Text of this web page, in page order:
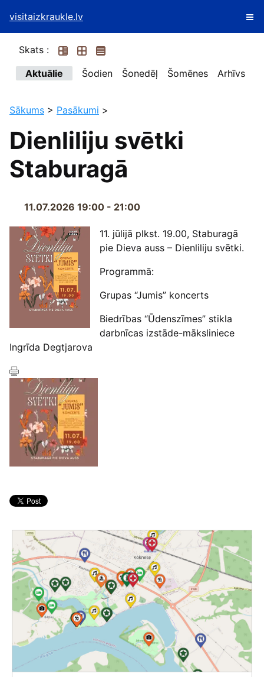
visitaizkraukle.lv
Skats :
Aktuālie
Šodien Šonedēļ Šomēnes Arhīvs
Sākums > Pasākumi >
Dienliliju svētki
Staburagā
11.07.2026 19:00 - 21:00
11. jūlijā plkst. 19.00, Staburagā
pie Dieva auss – Dienliliju svētki.
Programmā:
Grupas “Jumis” koncerts
Biedrības “Ūdenszīmes” stikla
darbnīcas izstāde-māksliniece
Ingrīda Degtjarova